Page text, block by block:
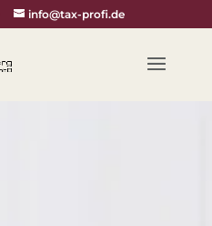
info@tax-profi.de